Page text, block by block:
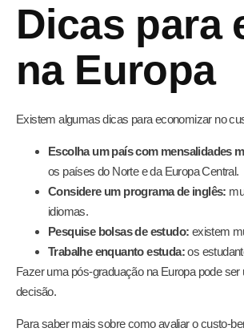
Dicas para
na Europa
Existem algumas dicas para economizar no
Escolha um país com mensalidades
os países do Norte e da Europa Central.
Considere um programa de inglês:
idiomas.
Pesquise bolsas de estudo: existem
Trabalhe enquanto estuda:os
Fazer uma pós-graduação na Europa pode
decisão.
Para saber mais sobre como avaliar o custo-